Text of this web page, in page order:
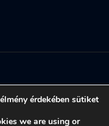
érdekében sütiket
we are using or